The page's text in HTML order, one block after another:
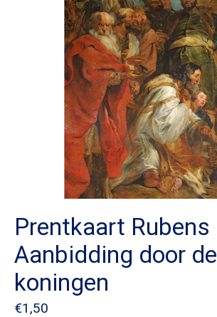
Prentkaart Rubens
Aanbidding door de
koningen
€1,50